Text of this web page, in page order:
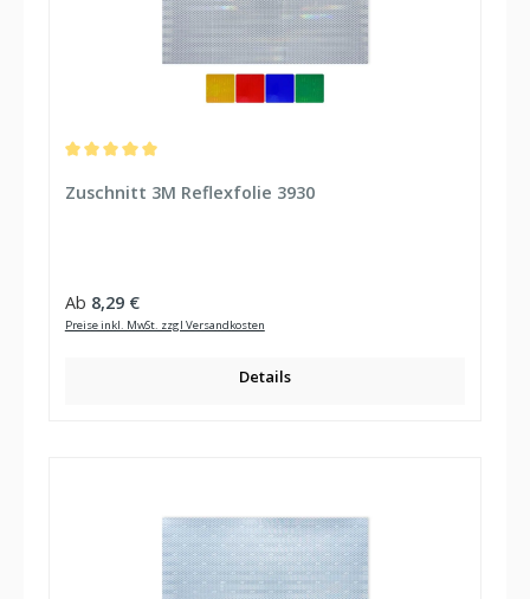
Zuschnitt 3M Reflexfolie 3930
Regulärer Preis:
Ab 8,29 €
Preise inkl. MwSt. zzgl Versandkosten
Details